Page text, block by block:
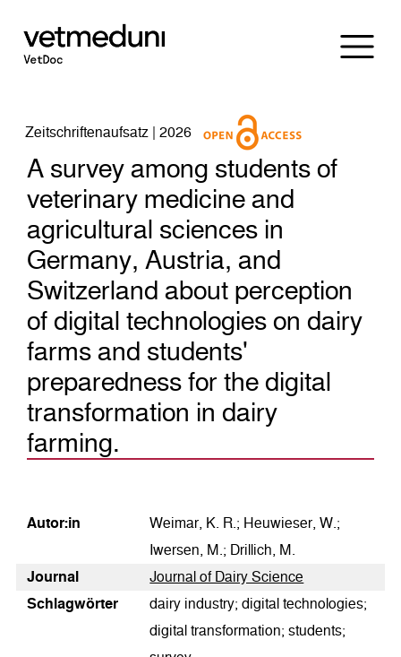
Zeitschriftenaufsatz | 2026
A survey among students of
veterinary medicine and
agricultural sciences in
Germany, Austria, and
Switzerland about perception
of digital technologies on dairy
farms and students'
preparedness for the digital
transformation in dairy
farming.
Autor:in
Weimar, K. R.; Heuwieser, W.;
Iwersen, M.; Drillich, M.
Journal
Journal of Dairy Science
Schlagwörter
dairy industry; digital technologies;
digital transformation; students;